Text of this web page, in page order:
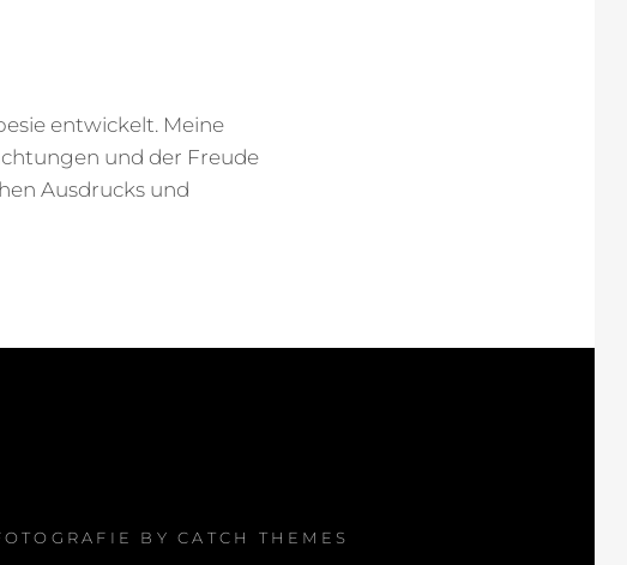
entwickelt. Meine
und der Freude
Ausdrucks und
BYCATCH THEMES